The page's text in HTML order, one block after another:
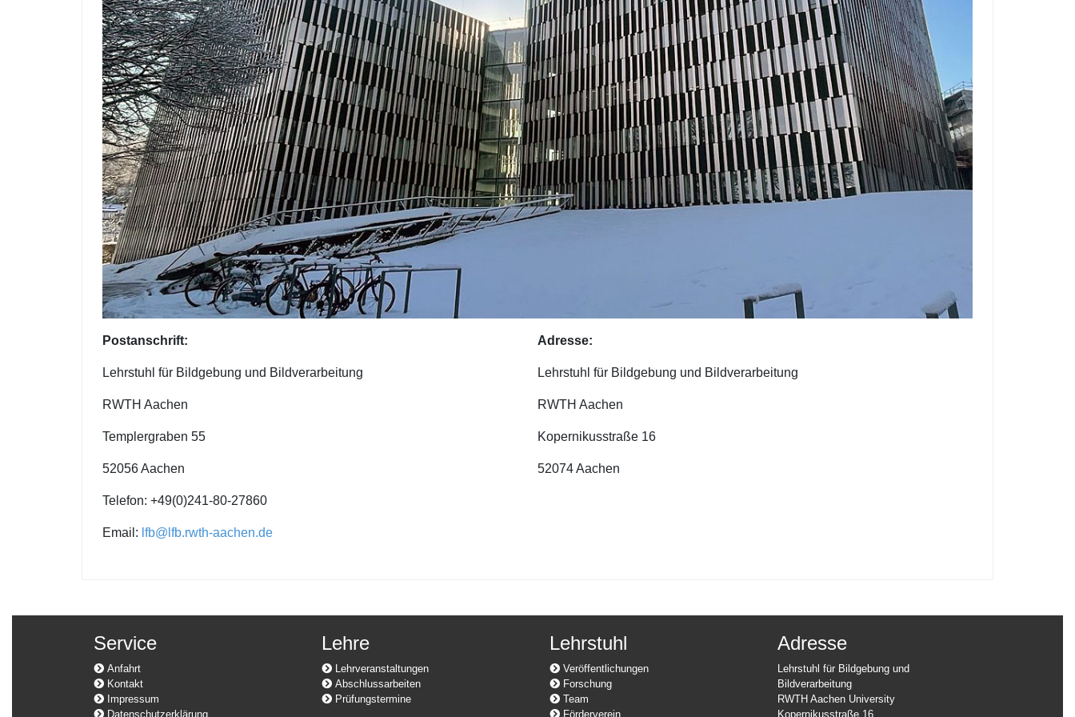
Postanschrift:
Lehrstuhl für Bildgebung und Bildverarbeitung
RWTH Aachen
Templergraben 55
52056 Aachen
Telefon: +49(0)241-80-27860
Email: lfb@lfb.rwth-aachen.de
Adresse:
Lehrstuhl für Bildgebung und Bildverarbeitung
RWTH Aachen
Kopernikusstraße 16
52074 Aachen
Service
Anfahrt
Kontakt
Impressum
Datenschutzerklärung
Lehre
Lehrveranstaltungen
Abschlussarbeiten
Prüfungstermine
Lehrstuhl
Veröffentlichungen
Forschung
Team
Förderverein
Adresse
Lehrstuhl für Bildgebung und
Bildverarbeitung
RWTH Aachen University
Kopernikusstraße 16